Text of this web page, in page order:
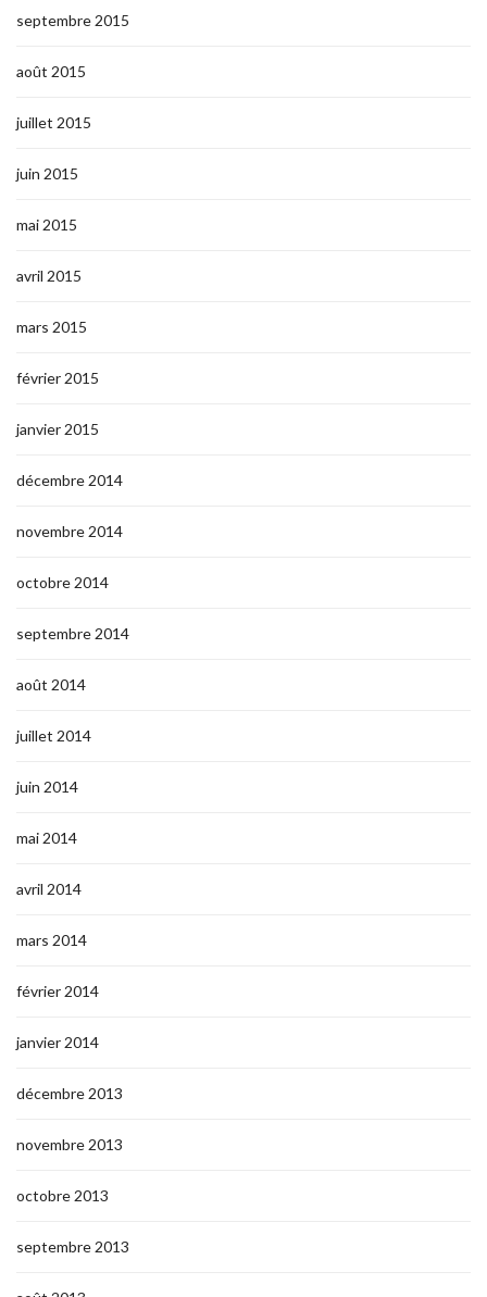
septembre 2015
août 2015
juillet 2015
juin 2015
mai 2015
avril 2015
mars 2015
février 2015
janvier 2015
décembre 2014
novembre 2014
octobre 2014
septembre 2014
août 2014
juillet 2014
juin 2014
mai 2014
avril 2014
mars 2014
février 2014
janvier 2014
décembre 2013
novembre 2013
octobre 2013
septembre 2013